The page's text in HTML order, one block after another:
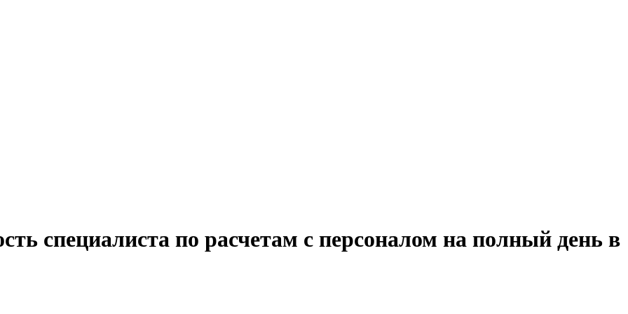
специалиста по расчетам с персоналом на полный день в